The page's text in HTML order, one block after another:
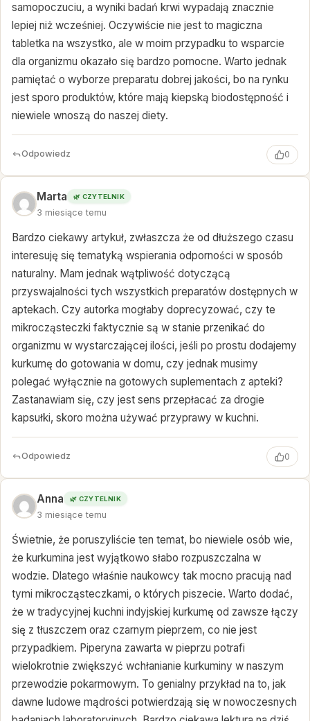
samopoczuciu, a wyniki badań krwi wypadają znacznie
lepiej niż wcześniej. Oczywiście nie jest to magiczna
tabletka na wszystko, ale w moim przypadku to wsparcie
dla organizmu okazało się bardzo pomocne. Warto jednak
pamiętać o wyborze preparatu dobrej jakości, bo na rynku
jest sporo produktów, które mają kiepską biodostępność i
niewiele wnoszą do naszej diety.
Odpowiedz 0
Marta 🌿 CZYTELNIK
3 miesiące temu
Bardzo ciekawy artykuł, zwłaszcza że od dłuższego czasu
interesuję się tematyką wspierania odporności w sposób
naturalny. Mam jednak wątpliwość dotyczącą
przyswajalności tych wszystkich preparatów dostępnych w
aptekach. Czy autorka mogłaby doprecyzować, czy te
mikrocząsteczki faktycznie są w stanie przenikać do
organizmu w wystarczającej ilości, jeśli po prostu dodajemy
kurkumę do gotowania w domu, czy jednak musimy
polegać wyłącznie na gotowych suplementach z apteki?
Zastanawiam się, czy jest sens przepłacać za drogie
kapsułki, skoro można używać przyprawy w kuchni.
Odpowiedz 0
Anna 🌿 CZYTELNIK
3 miesiące temu
Świetnie, że poruszyliście ten temat, bo niewiele osób wie,
że kurkumina jest wyjątkowo słabo rozpuszczalna w
wodzie. Dlatego właśnie naukowcy tak mocno pracują nad
tymi mikrocząsteczkami, o których piszecie. Warto dodać,
że w tradycyjnej kuchni indyjskiej kurkumę od zawsze łączy
się z tłuszczem oraz czarnym pieprzem, co nie jest
przypadkiem. Piperyna zawarta w pieprzu potrafi
wielokrotnie zwiększyć wchłanianie kurkuminy w naszym
przewodzie pokarmowym. To genialny przykład na to, jak
dawne ludowe mądrości potwierdzają się w nowoczesnych